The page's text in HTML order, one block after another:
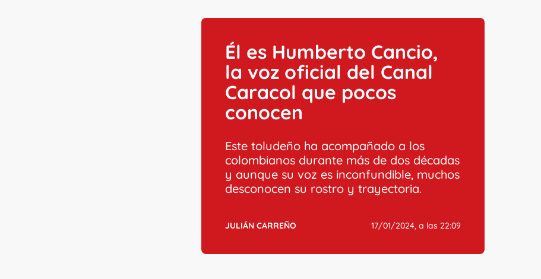
Él es Humberto Cancio,
la voz oficial del Canal
Caracol que pocos
conocen
Este toludeño ha acompañado a los
colombianos durante más de dos décadas
y aunque su voz es inconfundible, muchos
desconocen su rostro y trayectoria.
JULIÁN CARREÑO 17/01/2024, a las 22:09